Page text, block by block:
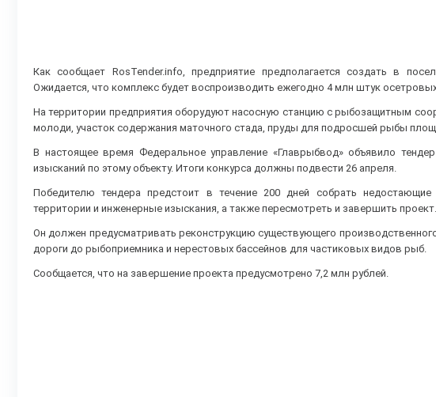
Как сообщает RosTender.info, предприятие предполагается создать в
Ожидается, что комплекс будет воспроизводить ежегодно 4 млн штук
На территории предприятия оборудуют насосную станцию с рыбозащитным
молоди, участок содержания маточного стада, пруды для подросшей рыбы
В настоящее время Федеральное управление «Главрыбвод» объявило
изысканий по этому объекту. Итоги конкурса должны подвести 26 апреля.
Победителю тендера предстоит в течение 200 дней собрать
территории и инженерные изыскания, а также пересмотреть и завершить проект.
Он должен предусматривать реконструкцию существующего
дороги до рыбоприемника и нерестовых бассейнов для частиковых видов рыб.
Сообщается, что на завершение проекта предусмотрено 7,2 млн рублей.